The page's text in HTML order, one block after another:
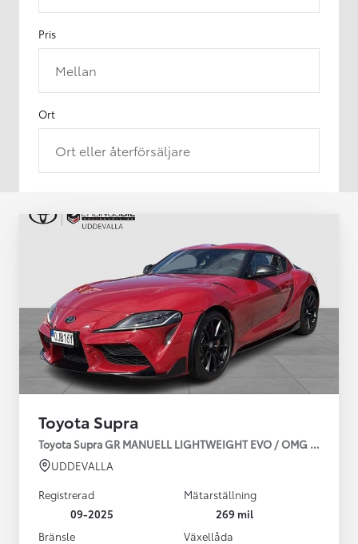
Pris
Mellan
Ort
Ort eller återförsäljare
Toyota Supra
Toyota Supra GR MANUELL LIGHTWEIGHT EVO / OMG LEV!
UDDEVALLA
Registrerad
09-2025
Mätarställning
269 mil
Bränsle
Växellåda